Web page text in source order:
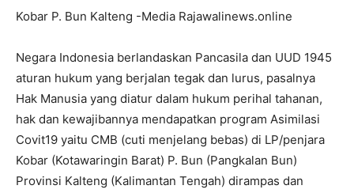
Kobar P. Bun Kalteng -Media Rajawalinews.online
Negara Indonesia berlandaskan Pancasila dan UUD 1945
aturan hukum yang berjalan tegak dan lurus, pasalnya
Hak Manusia yang diatur dalam hukum perihal tahanan,
hak dan kewajibannya mendapatkan program Asimilasi
Covit19 yaitu CMB (cuti menjelang bebas) di LP/penjara
Kobar (Kotawaringin Barat) P. Bun (Pangkalan Bun)
Provinsi Kalteng (Kalimantan Tengah) dirampas dan